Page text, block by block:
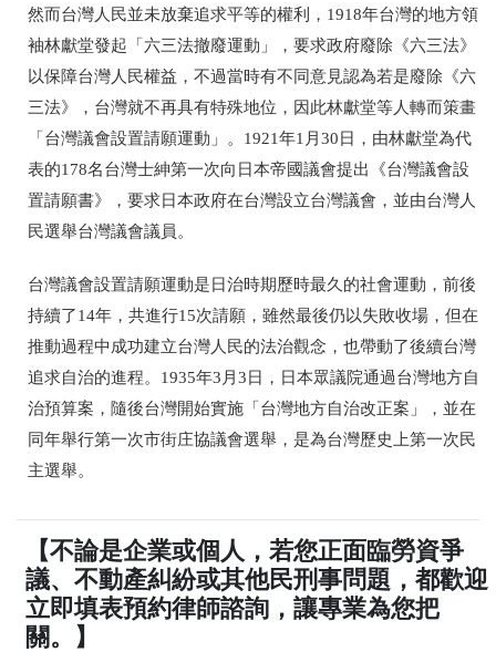
然而台灣人民並未放棄追求平等的權利，1918年台灣的地方領
袖林獻堂發起「六三法撤廢運動」，要求政府廢除《六三法》
以保障台灣人民權益，不過當時有不同意見認為若是廢除《六
三法》，台灣就不再具有特殊地位，因此林獻堂等人轉而策畫
「台灣議會設置請願運動」。1921年1月30日，由林獻堂為代
表的178名台灣士紳第一次向日本帝國議會提出《台灣議會設
置請願書》，要求日本政府在台灣設立台灣議會，並由台灣人
民選舉台灣議會議員。
台灣議會設置請願運動是日治時期歷時最久的社會運動，前後
持續了14年，共進行15次請願，雖然最後仍以失敗收場，但在
推動過程中成功建立台灣人民的法治觀念，也帶動了後續台灣
追求自治的進程。1935年3月3日，日本眾議院通過台灣地方自
治預算案，隨後台灣開始實施「台灣地方自治改正案」，並在
同年舉行第一次市街庄協議會選舉，是為台灣歷史上第一次民
主選舉。
【不論是企業或個人，若您正面臨勞資爭
議、不動產糾紛或其他民刑事問題，都歡迎
立即填表預約律師諮詢，讓專業為您把
關。】